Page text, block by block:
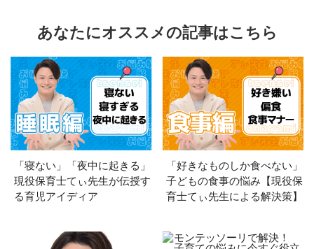
あなたにオススメの記事はこちら
「寝ない」「夜中に起きる」
現役保育士てぃ先生が伝授す
る育児アイディア
「好きなものしか食べない」
子どもの食事の悩み【現役保
育士てぃ先生による解決策】